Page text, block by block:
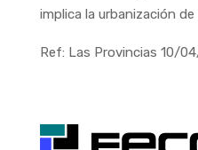
implica la urbanización
Ref: Las Provincias 10/